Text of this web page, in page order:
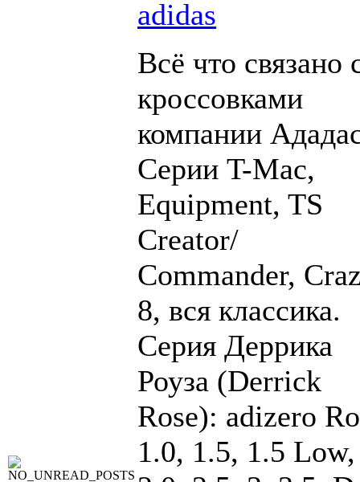
adidas
Всё что связано
кроссовками
компании
Серии T-Mac,
Equipment, TS
Creator/
Commander,
8, вся классика.
Серия Деррика
Роуза (Derrick
Rose): adizero
1.0, 1.5, 1.5 Low,